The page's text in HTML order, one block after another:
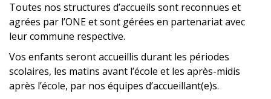
Toutes nos structures d’accueils sont reconnues et
agrées par l’ONE et sont gérées en partenariat avec
leur commune respective.
Vos enfants seront accueillis durant les périodes
scolaires, les matins avant l’école et les après-midis
après l’école, par nos équipes d’accueillant(e)s.